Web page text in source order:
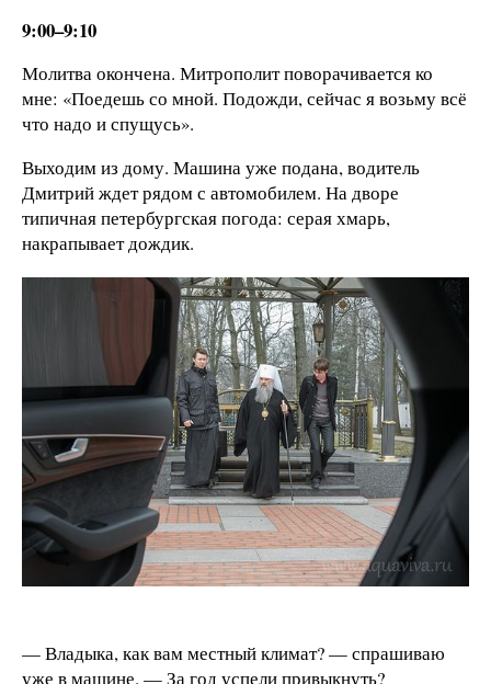
9:00–9:10
Молитва окончена. Митрополит поворачивается ко
мне: «Поедешь со мной. Подожди, сейчас я возьму всё
что надо и спущусь».
Выходим из дому. Машина уже подана, водитель
Дмитрий ждет рядом с автомобилем. На дворе
типичная петербургская погода: серая хмарь,
накрапывает дождик.
— Владыка, как вам местный климат? — спрашиваю
уже в машине. — За год успели привыкнуть?